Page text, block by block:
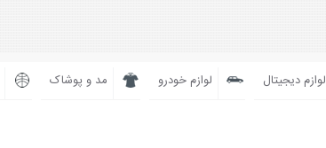
لوازم دیجیتال لوازم خودرو مد و پوشاک